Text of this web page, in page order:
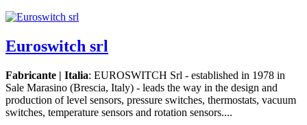
Euroswitch srl
Fabricante | Italia: EUROSWITCH Srl - established in 1978 in
Sale Marasino (Brescia, Italy) - leads the way in the design and
production of level sensors, pressure switches, thermostats, vacuum
switches, temperature sensors and rotation sensors....